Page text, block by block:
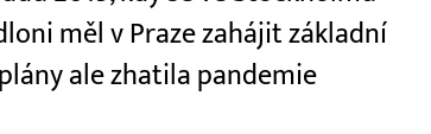
měl v Praze zahájit základní
ale zhatila pandemie